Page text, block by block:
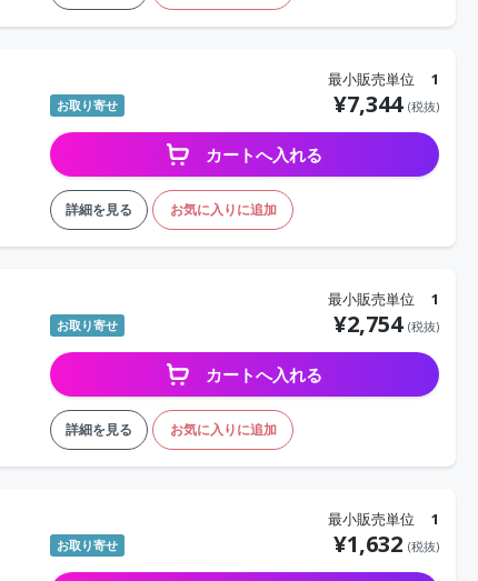
最小販売単位 1
お取り寄せ ¥7,344 (税抜)
カートへ入れる
詳細を見る お気に入りに追加
最小販売単位 1
お取り寄せ ¥2,754 (税抜)
カートへ入れる
詳細を見る お気に入りに追加
最小販売単位 1
お取り寄せ ¥1,632 (税抜)